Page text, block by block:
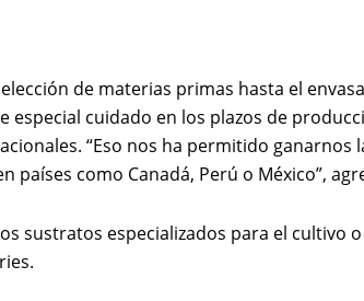
de materias primas hasta el
cuidado en los plazos de
“Eso nos ha permitido ganarnos
como Canadá, Perú o México”,
sustratos especializados para el cultivo